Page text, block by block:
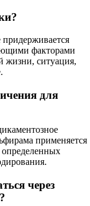
факторами
жизни, ситуация,
для
применяется
через